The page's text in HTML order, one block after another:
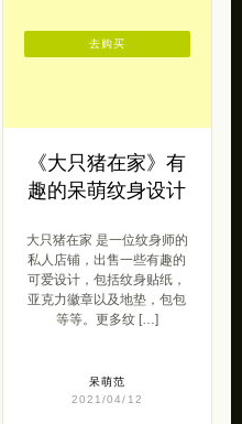
《大只猪在家》有
趣的呆萌纹身设计
大只猪在家 是一位纹身师的
私人店铺，出售一些有趣的
可爱设计，包括纹身贴纸，
亚克力徽章以及地垫，包包
等等。更多纹 […]
呆萌范
2021/04/12
去购买